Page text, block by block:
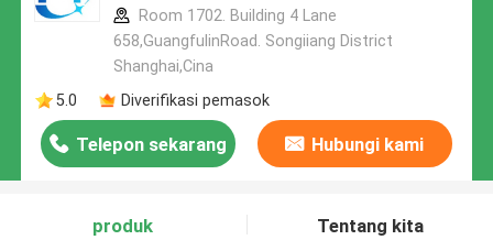
Room 1702. Building 4 Lane
658,GuangfulinRoad. Songiiang District
Shanghai,Cina
5.0
Diverifikasi pemasok
Telepon sekarang Hubungi kami
produk Tentang kita